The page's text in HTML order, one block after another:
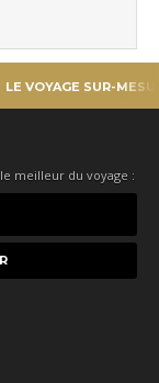
LE VOYAGE SUR-
meilleur du voyage :